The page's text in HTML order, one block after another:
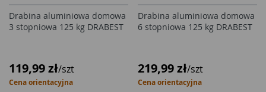
Drabina aluminiowa domowa
3 stopniowa 125 kg DRABEST
119,99 zł/szt
Cena orientacyjna
Drabina aluminiowa domowa
6 stopniowa 125 kg DRABEST
219,99 zł/szt
Cena orientacyjna